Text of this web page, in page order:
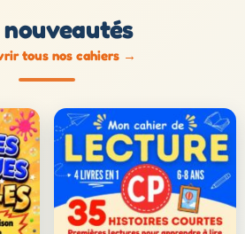
nouveautés
tous nos cahiers →